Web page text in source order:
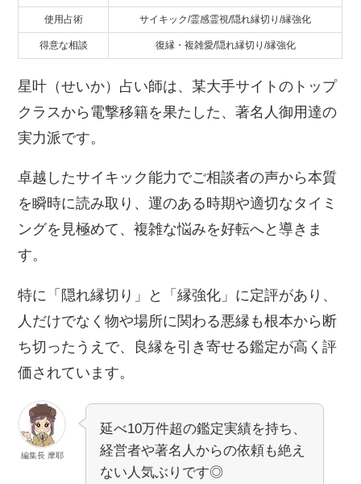
使用占術 サイキック/霊感霊視/隠れ縁切り/縁強化
得意な相談 復縁・複雑愛/隠れ縁切り/縁強化
星叶（せいか）占い師は、某大手サイトのトップ
クラスから電撃移籍を果たした、著名人御用達の
実力派です。
卓越したサイキック能力でご相談者の声から本質
を瞬時に読み取り、運のある時期や適切なタイミ
ングを見極めて、複雑な悩みを好転へと導きま
す。
特に「隠れ縁切り」と「縁強化」に定評があり、
人だけでなく物や場所に関わる悪縁も根本から断
ち切ったうえで、良縁を引き寄せる鑑定が高く評
価されています。
編集長 摩耶
延べ10万件超の鑑定実績を持ち、
経営者や著名人からの依頼も絶え
ない人気ぶりです◎